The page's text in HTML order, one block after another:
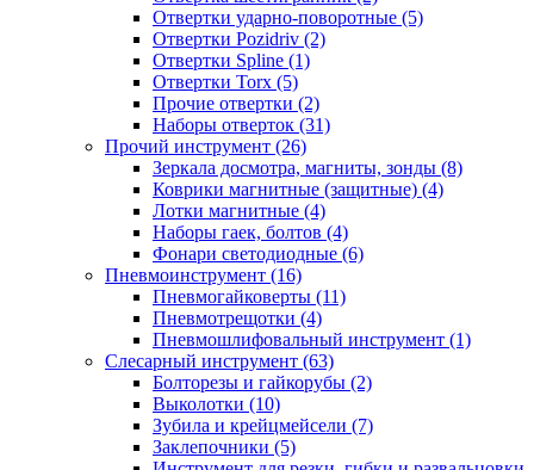
Отвертки ударно-поворотные (5)
Отвертки Pozidriv (2)
Отвертки Spline (1)
Отвертки Torx (5)
Прочие отвертки (2)
Наборы отверток (31)
Прочий инструмент (26)
Зеркала досмотра, магниты, зонды (8)
Коврики магнитные (защитные) (4)
Лотки магнитные (4)
Наборы гаек, болтов (4)
Фонари светодиодные (6)
Пневмоинструмент (16)
Пневмогайковерты (11)
Пневмотрещотки (4)
Пневмошлифовальный инструмент (1)
Слесарный инструмент (63)
Болторезы и гайкорубы (2)
Выколотки (10)
Зубила и крейцмейсели (7)
Заклепочники (5)